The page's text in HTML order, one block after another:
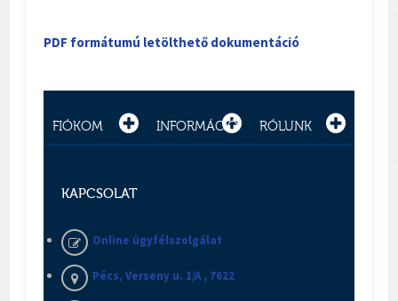
PDF formátumú letölthető dokumentáció
FIÓKOM INFORMÁCIÓ RÓLUNK
KAPCSOLAT
Online ügyfélszolgálat
Pécs, Verseny u. 1/A , 7622